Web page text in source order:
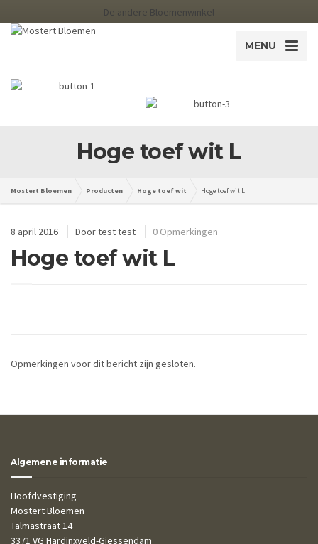
De andere Bloemenwinkel
MENU
Hoge toef wit L
Mostert Bloemen Producten Hoge toef wit Hoge toef wit L
8 april 2016 Doortest test 0 Opmerkingen
Hoge toef wit L
Opmerkingen voor dit bericht zijn gesloten.
Algemene informatie
Hoofdvestiging
Mostert Bloemen
Talmastraat 14
3371 VG Hardinxveld-Giessendam